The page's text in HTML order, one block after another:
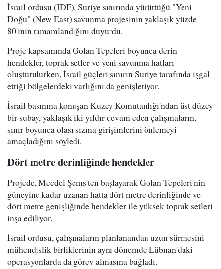
İsrail ordusu (IDF), Suriye sınırında yürüttüğü "Yeni
Doğu" (New East) savunma projesinin yaklaşık yüzde
80'inin tamamlandığını duyurdu.
Proje kapsamında Golan Tepeleri boyunca derin
hendekler, toprak setler ve yeni savunma hatları
oluşturulurken, İsrail güçleri sınırın Suriye tarafında işgal
ettiği bölgelerdeki varlığını da genişletiyor.
İsrail basınına konuşan Kuzey Komutanlığı'ndan üst düzey
bir subay, yaklaşık iki yıldır devam eden çalışmaların,
sınır boyunca olası sızma girişimlerini önlemeyi
amaçladığını söyledi.
Dört metre derinliğinde hendekler
Projede, Mecdel Şems'ten başlayarak Golan Tepeleri'nin
güneyine kadar uzanan hatta dört metre derinliğinde ve
dört metre genişliğinde hendekler ile yüksek toprak setleri
inşa ediliyor.
İsrail ordusu, çalışmaların planlanandan uzun sürmesini
mühendislik birliklerinin aynı dönemde Lübnan'daki
operasyonlarda da görev almasına bağladı.